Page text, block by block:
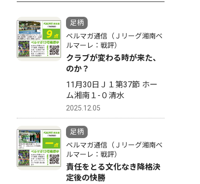
足柄
ベルマガ通信（Ｊリーグ湘南ベ
ルマーレ：戦評）
クラブが変わる時が来た、
のか？
11月30日Ｊ１第37節 ホー
ム湘南１-０清水
2025.12.05
足柄
ベルマガ通信（Ｊリーグ湘南ベ
ルマーレ：戦評）
責任をとる文化なき降格決
定後の快勝